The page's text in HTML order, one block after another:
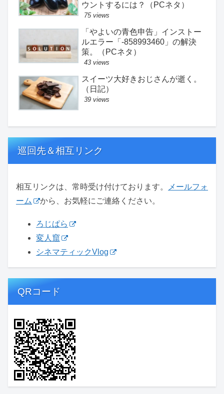
ウントするには？（PCネタ）
75 views
「やよいの青色申告」インストー
ルエラー「-858993460」の解決
策。（PCネタ）
43 views
スイーツ大好きおじさんが逝く。
（日記）
39 views
巡回先＆相互リンク
相互リンクは、常時受け付けております。
メールフォ
ーム
から、お気軽にご連絡ください。
ろじぱら
変人窟
シネマティックVlog
QRコード